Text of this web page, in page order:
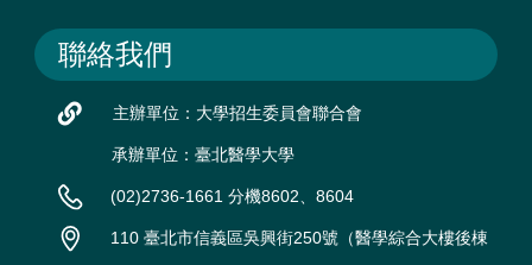
聯絡我們
主辦單位：大學招生委員會聯合會
承辦單位：臺北醫學大學
(02)2736-1661 分機8602、8604
110 臺北市信義區吳興街250號（醫學綜合大樓後棟